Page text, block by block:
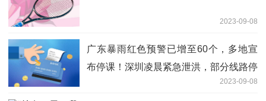
2023-09-08
广东暴雨红色预警已增至60个，多地宣
布停课！深圳凌晨紧急泄洪，部分线路停
2023-09-08